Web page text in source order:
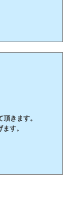
きます。
す。